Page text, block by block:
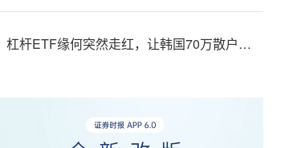
杠杆ETF缘何突然走红，让韩国70万散户深陷泥潭？